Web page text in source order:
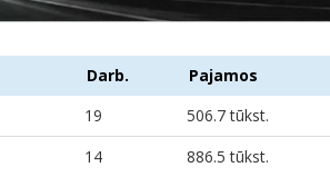
Darb. Pajamos
19 506.7 tūkst.
14 886.5 tūkst.